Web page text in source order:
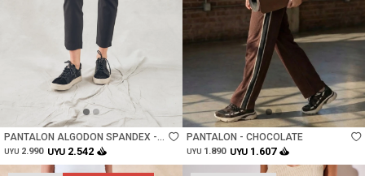
PANTALON ALGODON SPANDEX -
NEGRO
UYU 2.990 UYU 2.542
Talle
PANTALON - CHOCOLATE
UYU 1.890 UYU 1.607